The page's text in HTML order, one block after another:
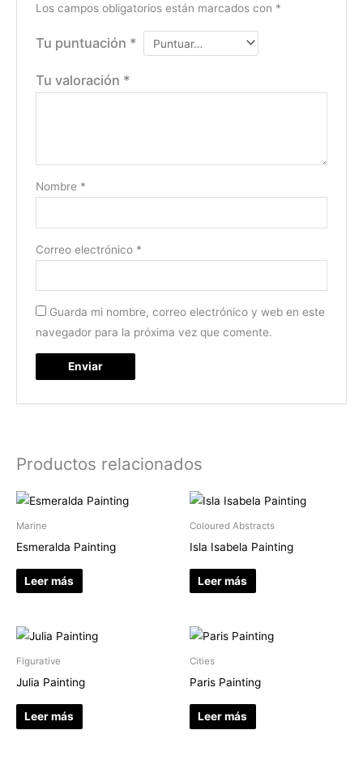
Los campos obligatorios están marcados con *
Tu puntuación *
Tu valoración *
Nombre *
Correo electrónico *
Guarda mi nombre, correo electrónico y web en este
navegador para la próxima vez que comente.
Productos relacionados
Marine
Esmeralda Painting
Leer más
Coloured Abstracts
Isla Isabela Painting
Leer más
Figurative
Julia Painting
Leer más
Cities
Paris Painting
Leer más